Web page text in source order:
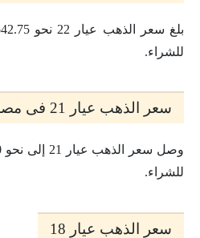
للشراء.
سعر الذهب عيار 21 فى مصر اليوم
للشراء.
سعر الذهب عيار 18